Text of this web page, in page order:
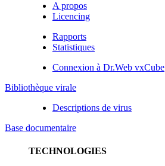
A propos
Licencing
Rapports
Statistiques
Connexion à Dr.Web vxCube
Bibliothèque virale
Descriptions de virus
Base documentaire
TECHNOLOGIES